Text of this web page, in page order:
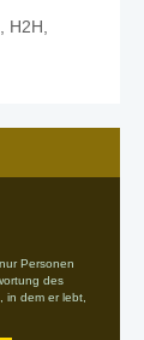
H2H,
Personen
des
in dem er lebt,